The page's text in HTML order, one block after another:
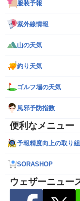
服装予報
紫外線情報
山の天気
釣り天気
ゴルフ場の天気
風邪予防指数
便利なメニュー
予報精度向上の取り
SORASHOP
ウェザーニュー